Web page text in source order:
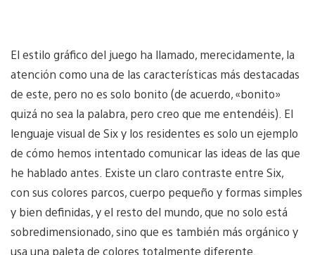
El estilo gráfico del juego ha llamado, merecidamente, la
atención como una de las características más destacadas
de este, pero no es solo bonito (de acuerdo, «bonito»
quizá no sea la palabra, pero creo que me entendéis). El
lenguaje visual de Six y los residentes es solo un ejemplo
de cómo hemos intentado comunicar las ideas de las que
he hablado antes. Existe un claro contraste entre Six,
con sus colores parcos, cuerpo pequeño y formas simples
y bien definidas, y el resto del mundo, que no solo está
sobredimensionado, sino que es también más orgánico y
usa una paleta de colores totalmente diferente.